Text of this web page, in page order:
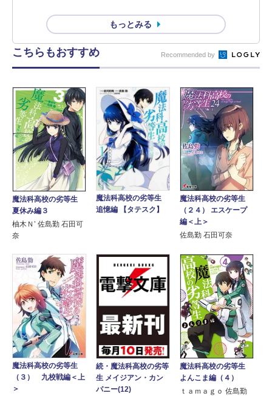
もっとみる
こちらもおすすめ Recommended by
魔法科高校の劣等生
夏休み編３
柚木Ｎ’ 佐島勤 石田可
奈
魔法科高校の劣等生
追憶編 【タテスク】
魔法科高校の劣等生
（２４） エスケープ
編＜上＞
佐島勤 石田可奈
魔法科高校の劣等生
（３） 九校戦編＜上
＞
続・魔法科高校の劣等
生 メイジアン・カン
パニー(12)
魔法科高校の劣等生
よんこま編（４）
ｔａｍａｇｏ 佐島勤